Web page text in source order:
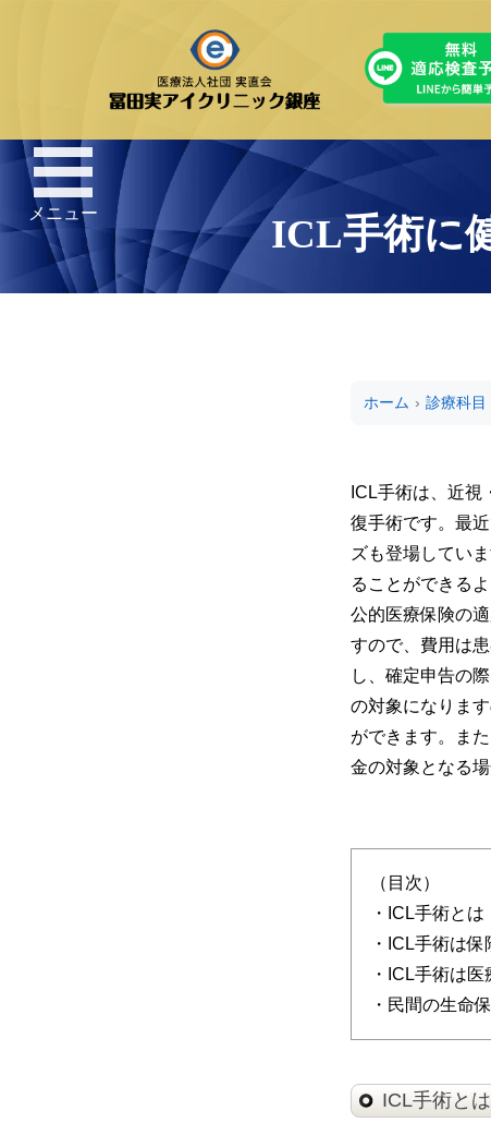
メニュー ICL手術に
ホーム › 診療科目
ICL手術は、近視
復手術です。最
ズも登場してい
ることができる
公的医療保険の
すので、費用は
し、確定申告の
の対象になりま
ができます。ま
金の対象となる
（目次）
・ICL手術とは
・ICL手術は
・ICL手術は
・民間の生命
ICL手術とは